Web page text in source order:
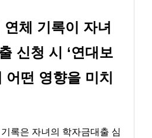
체 기록이 자녀
신청 시 ‘연대보
어떤 영향을 미치
록은 자녀의 학자금대출 심